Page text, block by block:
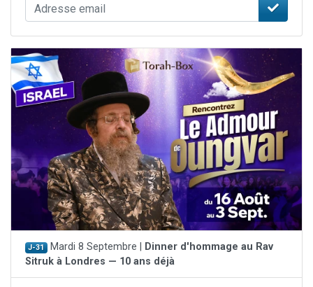
J-31 Mardi 8 Septembre |
Dinner d'hommage au Rav
Sitruk à Londres — 10 ans déjà